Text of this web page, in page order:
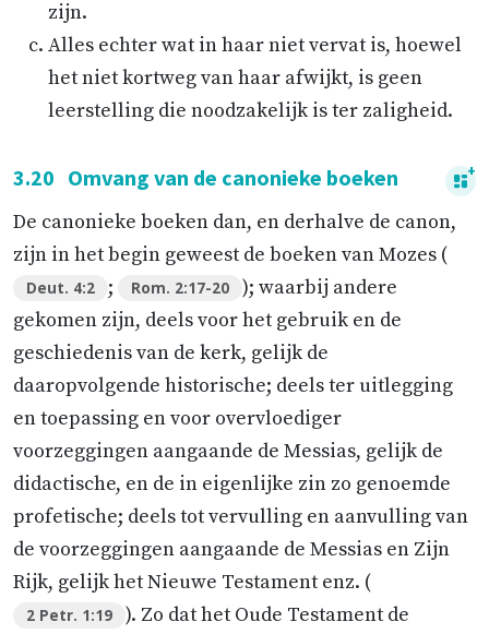
zijn.
Alles echter wat in haar niet vervat is, hoewel
het niet kortweg van haar afwijkt, is geen
leerstelling die noodzakelijk is ter zaligheid.
3.20 Omvang van de canonieke boeken
De canonieke boeken dan, en derhalve de canon,
zijn in het begin geweest de boeken van Mozes (
Deut. 4:2 ; Rom. 2:17-20
); waarbij andere
gekomen zijn, deels voor het gebruik en de
geschiedenis van de kerk, gelijk de
daaropvolgende historische; deels ter uitlegging
en toepassing en voor overvloediger
voorzeggingen aangaande de Messias, gelijk de
didactische, en de in eigenlijke zin zo genoemde
profetische; deels tot vervulling en aanvulling van
de voorzeggingen aangaande de Messias en Zijn
Rijk, gelijk het Nieuwe Testament enz. (
2 Petr. 1:19
). Zo dat het Oude Testament de